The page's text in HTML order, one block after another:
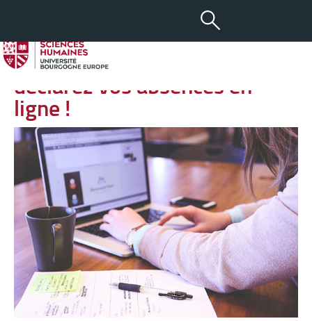
aA - +
21 JAN 2024
Nouveauté à la rentrée :
déclarez vos absences en
ligne !